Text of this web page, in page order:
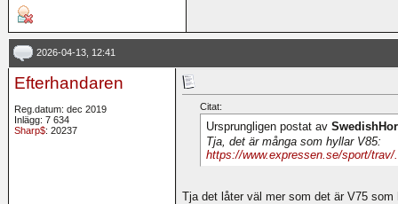
2026-04-13, 12:41
Efterhandaren
Reg.datum: dec 2019
Inlägg: 7 634
Sharp$: 20237
Citat:
Ursprungligen postat av
Tja, det är många som hyllar V85:
https://www.expressen.se/sport/trav/
Tja det låter väl mer som det är V75